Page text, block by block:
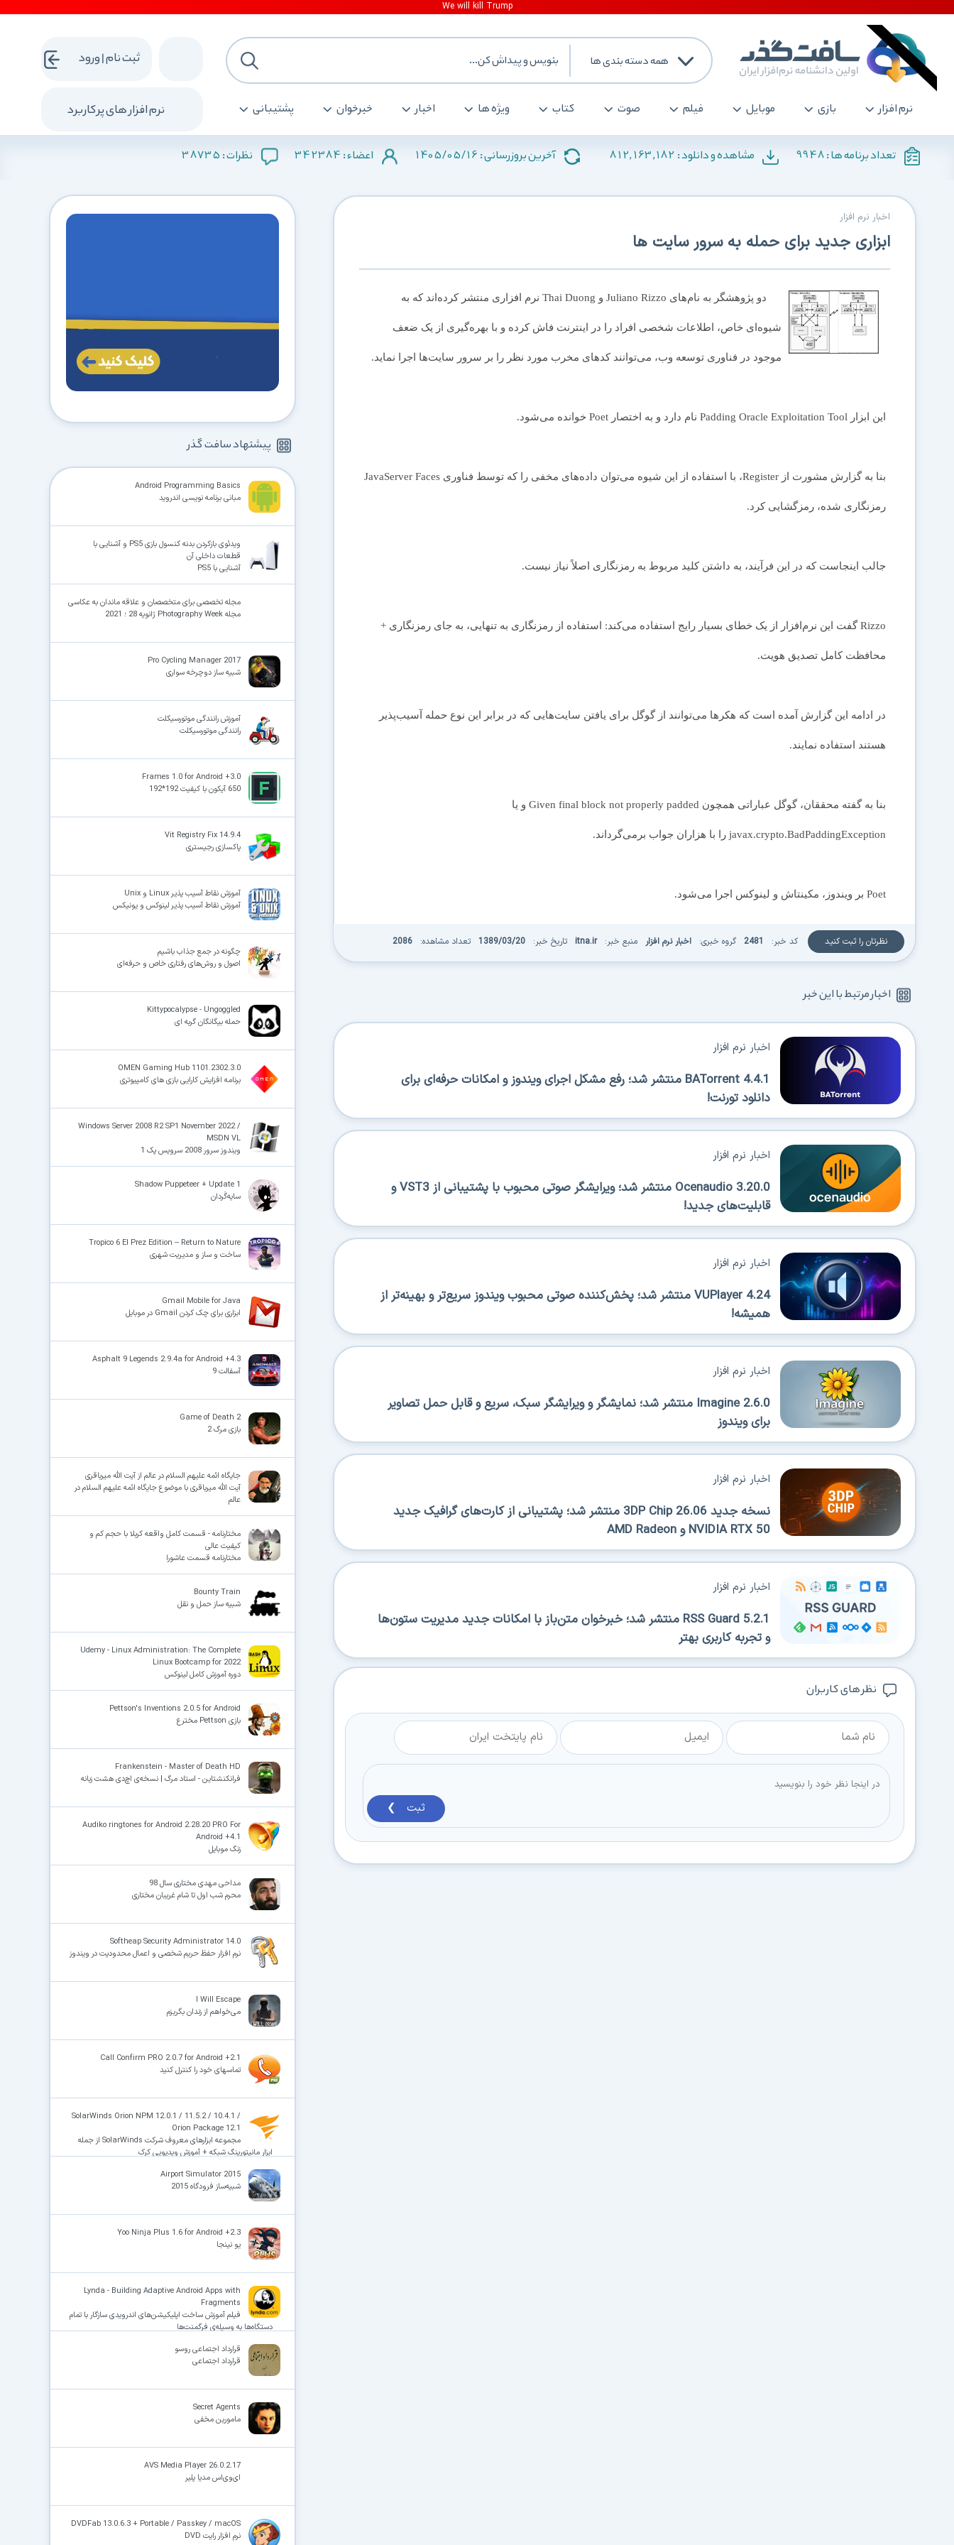
همه دسته بندی ها
نرم افزار بازی موبایل فیلم صوت کتاب ویژه ها اخبار خبرخوان پشتیبانی نرم افزار های پرکاربرد
ثبت نام | ورود
تعداد برنامه ها :9948 مشاهده و دانلود : 812,163,182 آخرین بروزرسانی : 1405/05/16 اعضاء : 342384 نظرات : 38735
اخبار نرم افزار
ابزاری جدید برای حمله به سرور سایت ها
دو پژوهشگر به نام‌های Juliano Rizzo و Thai Duong نرم افزاری منتشر کرده‌اند که به
شیوه‌ای خاص، اطلاعات شخصی افراد را در اینترنت فاش کرده و با بهره‌گیری از یک ضعف
موجود در فناوری توسعه وب، می‌توانند کدهای مخرب مورد نظر را بر سرور سایت‌ها اجرا نماید.
این ابزار Padding Oracle Exploitation Tool نام دارد و به اختصار Poet خوانده می‌شود.
بنا به گزارش مشورت از Register، با استفاده از این شیوه می‌توان داده‌های مخفی را که توسط فناوری JavaServer Faces
رمزنگاری شده، رمزگشایی کرد.
جالب اینجاست که در این فرآیند، به داشتن کلید مربوط به رمزنگاری اصلاً نیاز نیست.
Rizzo گفت این نرم‌افزار از یک خطای بسیار رایج استفاده می‌کند: استفاده از رمزنگاری به تنهایی، به جای رمزنگاری +
محافظت کامل تصدیق هویت.
در ادامه این گزارش آمده است که هکرها می‌توانند از گوگل برای یافتن سایت‌هایی که در برابر این نوع حمله آسیب‌پذیر
هستند استفاده نمایند.
بنا به گفته محققان، گوگل عباراتی همچون Given final block not properly padded و یا
javax.crypto.BadPaddingException را با هزاران جواب برمی‌گرداند.
Poet بر ویندوز، مکینتاش و لینوکس اجرا می‌شود.
نظرتان را ثبت کنید کد خبر: 2481 گروه خبری: اخبار نرم افزار منبع خبر: itna.ir تاریخ خبر: 1389/03/20 تعداد مشاهده: 2086
اخبار مرتبط با این خبر
BATorrent 4.4.1 منتشر شد؛ رفع مشکل اجرای ویندوز و امکانات حرفه‌ای برای
دانلود تورنت!
اخبار نرم افزار
Ocenaudio 3.20.0 منتشر شد؛ ویرایشگر صوتی محبوب با پشتیبانی از VST3 و
قابلیت‌های جدید!
اخبار نرم افزار
VUPlayer 4.24 منتشر شد؛ پخش‌کننده صوتی محبوب ویندوز سریع‌تر و بهینه‌تر از
همیشه!
اخبار نرم افزار
Imagine 2.6.0 منتشر شد؛ نمایشگر و ویرایشگر سبک، سریع و قابل حمل تصاویر
برای ویندوز
اخبار نرم افزار
نسخه جدید 3DP Chip 26.06 منتشر شد؛ پشتیبانی از کارت‌های گرافیک جدید
NVIDIA RTX 50 و AMD Radeon
اخبار نرم افزار
RSS Guard 5.2.1 منتشر شد؛ خبرخوان متن‌باز با امکانات جدید مدیریت ستون‌ها
و تجربه کاربری بهتر
اخبار نرم افزار
نظر های کاربران
ثبت ❯
پیشنهاد سافت گذر
Android Programming Basics
مبانی برنامه نویسی اندروید
ویدئوی بازکردن بدنه کنسول بازی PS5 و آشنایی با
قطعات داخلی آن
آشنایی با PS5
مجله تخصصی برای متخصصان و علاقه ماندان به عکاسی
مجله Photography Week ژانویه 28 ؛ 2021
Pro Cycling Manager 2017
شبیه ساز دوچرخه سواری
آموزش رانندگی موتورسیکلت
رانندگی موتورسیکلت
Frames 1.0 for Android +3.0
650 آیکون با کیفیت 192*192
Vit Registry Fix 14.9.4
پاکسازی رجیستری
آموزش نقاط آسیب پذیر Linux و Unix
آموزش نقاط آسیب پذیر لینوکس و یونیکس
چگونه در جمع جذاب باشیم
اصول و روش‌های رفتاری خاص و حرفه‌ای
Kittypocalypse - Ungoggled
حمله بیگانگان گربه ای
OMEN Gaming Hub 1101.2302.3.0
برنامه افزایش کارایی بازی های کامپیوتری
Windows Server 2008 R2 SP1 November 2022 /
MSDN VL
ویندوز سرور 2008 سرویس پک 1
Shadow Puppeteer + Update 1
سایه‌گَردان
Tropico 6 El Prez Edition – Return to Nature
ساخت و ساز و مدیریت شهری
Gmail Mobile for Java
ابزاری برای چک کردن Gmail در موبایل
Asphalt 9 Legends 2.9.4a for Android +4.3
آسفالت 9
Game of Death 2
بازی مرگ 2
جایگاه ائمه علیهم السلام در عالم از آیت الله میرباقری
آیت الله میرباقری با موضوع جایگاه ائمه علیهم السلام در
عالم
مختارنامه - قسمت کامل واقعه کربلا با حجم کم و
کیفیت عالی
مختارنامه قسمت عاشورا
Bounty Train
شبیه ساز حمل و نقل
Udemy - Linux Administration: The Complete
Linux Bootcamp for 2022
دوره آموزش کامل لینوکس
Pettson's Inventions 2.0.5 for Android
بازی Pettson مخترع
Frankenstein - Master of Death HD
فرانکنشتاین - استاد مرگ | نسخه‌ی اچ‌دی هشت زبانه
Audiko ringtones for Android 2.28.20 PRO For
Android +4.1
زنگ موبایل
مداحی مهدی مختاری سال 98
محرم شب اول تا شام غریبان مختاری
Softheap Security Administrator 14.0
نرم افزار حفظ حریم شخصی و اعمال محدودیت در ویندوز
I Will Escape
می‌خواهم از زندان بگریزم
Call Confirm PRO 2.0.7 for Android +2.1
تماسهای خود را کنترل کنید
SolarWinds Orion NPM 12.0.1 / 11.5.2 / 10.4.1 /
Orion Package 12.1
مجموعه ابزارهای معروف شرکت SolarWinds از جمله
ابزار مانیتورینگ شبکه + آموزش ویدیویی کرک
Airport Simulator 2015
شبیه‌ساز فرودگاه 2015
Yoo Ninja Plus 1.6 for Android +2.3
یو نینجا
Lynda - Building Adaptive Android Apps with
Fragments
فیلم آموزش ساخت اپلیکیشن‌های اندرویدی سازگار با تمام
دستگاه‌ها به وسیله‌ی فرگمنت‌ها
قرارداد اجتماعی روسو
قرارداد اجتماعی
Secret Agents
مامورین مخفی
AVS Media Player 26.0.2.17
ای‌وی‌اس مدیا پلیر
DVDFab 13.0.6.3 + Portable / Passkey / macOS
نرم افزار رایت DVD